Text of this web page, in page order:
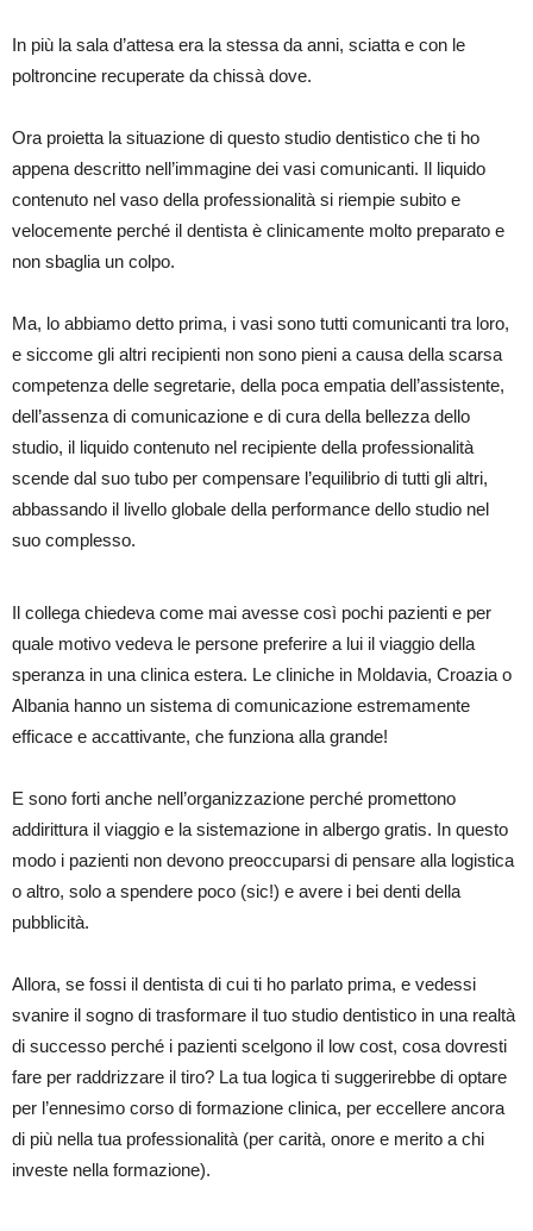
In più la sala d’attesa era la stessa da anni, sciatta e con le
poltroncine recuperate da chissà dove.
Ora proietta la situazione di questo studio dentistico che ti ho
appena descritto nell’immagine dei vasi comunicanti. Il liquido
contenuto nel vaso della professionalità si riempie subito e
velocemente perché il dentista è clinicamente molto preparato e
non sbaglia un colpo.
Ma, lo abbiamo detto prima, i vasi sono tutti comunicanti tra loro,
e siccome gli altri recipienti non sono pieni a causa della scarsa
competenza delle segretarie, della poca empatia dell’assistente,
dell’assenza di comunicazione e di cura della bellezza dello
studio, il liquido contenuto nel recipiente della professionalità
scende dal suo tubo per compensare l’equilibrio di tutti gli altri,
abbassando il livello globale della performance dello studio nel
suo complesso.
Il collega chiedeva come mai avesse così pochi pazienti e per
quale motivo vedeva le persone preferire a lui il viaggio della
speranza in una clinica estera. Le cliniche in Moldavia, Croazia o
Albania hanno un sistema di comunicazione estremamente
efficace e accattivante, che funziona alla grande!
E sono forti anche nell’organizzazione perché promettono
addirittura il viaggio e la sistemazione in albergo gratis. In questo
modo i pazienti non devono preoccuparsi di pensare alla logistica
o altro, solo a spendere poco (sic!) e avere i bei denti della
pubblicità.
Allora, se fossi il dentista di cui ti ho parlato prima, e vedessi
svanire il sogno di trasformare il tuo studio dentistico in una realtà
di successo perché i pazienti scelgono il low cost, cosa dovresti
fare per raddrizzare il tiro? La tua logica ti suggerirebbe di optare
per l’ennesimo corso di formazione clinica, per eccellere ancora
di più nella tua professionalità (per carità, onore e merito a chi
investe nella formazione).